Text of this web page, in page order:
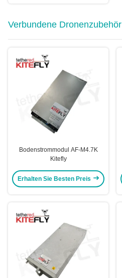
Verbundene Dronenzubehör
Bodenstrommodul AF-M4.7K
Kitefly
Erhalten Sie Besten Preis